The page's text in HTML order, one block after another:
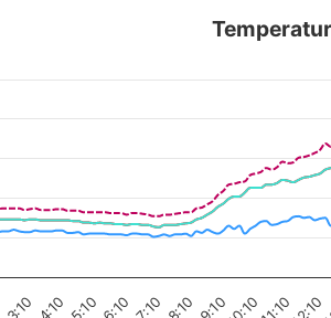
3:10 4:10 5:10 6:10 7:10 8:10 9:10 11:10